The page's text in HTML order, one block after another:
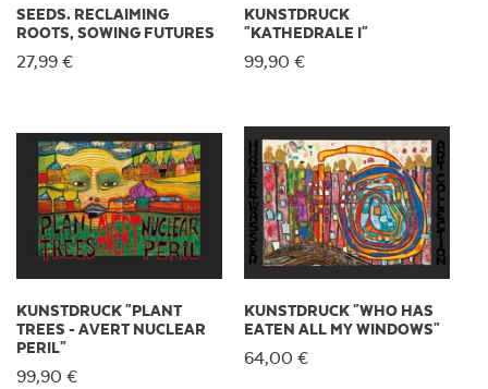
SEEDS. RECLAIMING
ROOTS, SOWING FUTURES
27,99 €
KUNSTDRUCK
"KATHEDRALE I"
99,90 €
KUNSTDRUCK "PLANT
TREES - AVERT NUCLEAR
PERIL"
99,90 €
KUNSTDRUCK "WHO HAS
EATEN ALL MY WINDOWS"
64,00 €